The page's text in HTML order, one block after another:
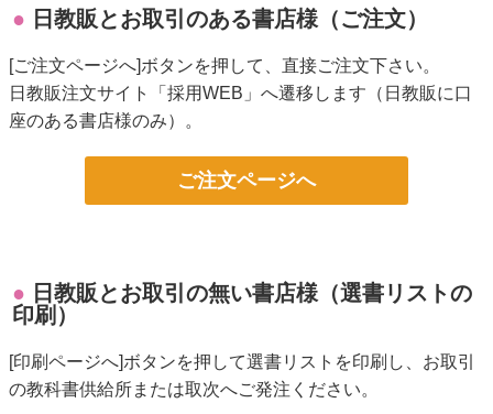
日教販とお取引のある書店様（ご注文）
[ご注文ページへ]ボタンを押して、直接ご注文下さい。
日教販注文サイト「採用WEB」へ遷移します（日教販に口
座のある書店様のみ）。
ご注文ページへ
日教販とお取引の無い書店様（選書リストの
印刷）
[印刷ページへ]ボタンを押して選書リストを印刷し、お取引
の教科書供給所または取次へご発注ください。